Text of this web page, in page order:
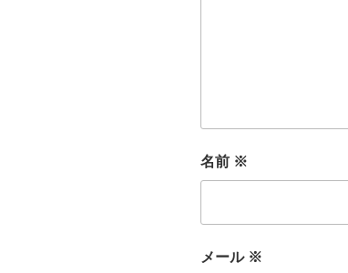
名前 ※
メール ※